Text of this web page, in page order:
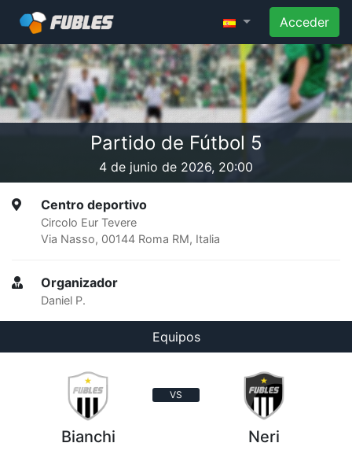
Acceder
Partido de Fútbol 5
4 de junio de 2026, 20:00
Centro deportivo
Circolo Eur Tevere
Via Nasso, 00144 Roma RM, Italia
Organizador
Daniel P.
Equipos
VS
Bianchi Neri